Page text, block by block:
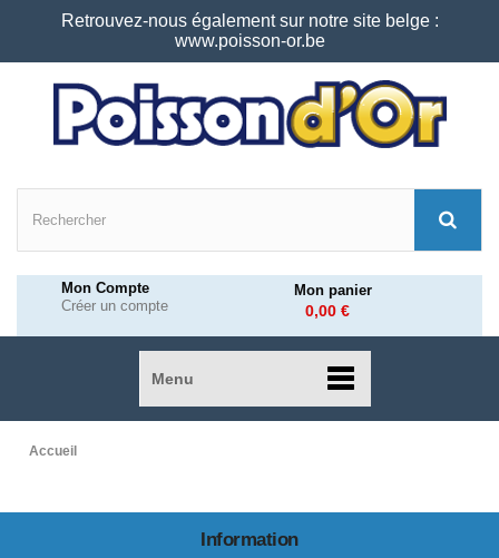
Retrouvez-nous également sur notre site belge :
www.poisson-or.be
Mon Compte
Créer un compte
Mon panier
0,00 €
Menu
Accueil
Information